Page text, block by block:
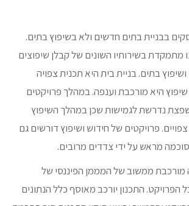
בבניית בתים חדשים ולא בשיפוץ בתים.
מתמקדת בשירותיו השונים של קבלן שיפוצים
בתים. בניית בית היא תכנית צפויה
היא מורכבת וענפה. במהלך פרויקטים
נדרשת לגמישות שכן במהלך השיפוץ
פרויקטים של חידוש ושיפוץ דורשים גם
מראש על ידי צדדים מרובים.
מורכבת ממשוב של המממן הפיננסי של
הפרויקט. התכנון יורכב מאוסף כלל הנתונים